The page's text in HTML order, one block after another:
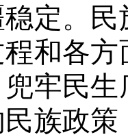
定。
和各
牢民
族政